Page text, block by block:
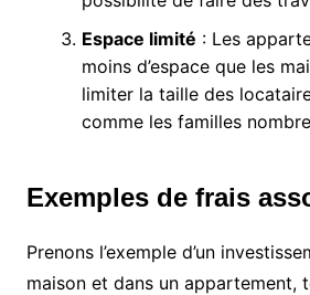
Espace limité : Les
moins d’espace que les
limiter la taille des
comme les familles
Exemples de frais
Prenons l’exemple d’un
maison et dans un appartement,